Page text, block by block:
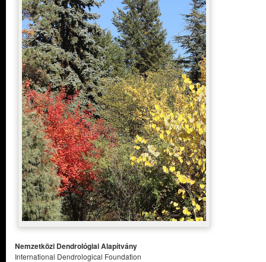
Nemzetközi Dendrológiai Alapítvány
International Dendrological Foundation